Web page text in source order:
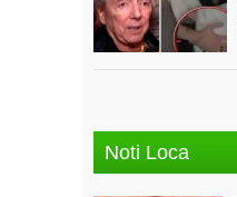
Noti Loca